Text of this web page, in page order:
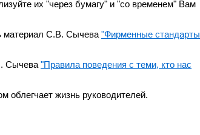
их "через бумагу" и "со временем" Вам
материал С.В. Сычева "Фирменные стандарты
Сычева "Правила поведения с теми, кто нас
облегчает жизнь руководителей.